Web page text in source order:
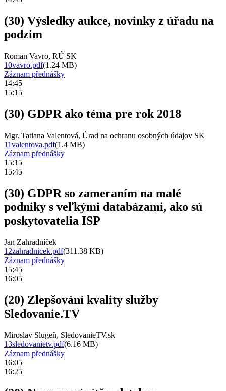
(30) Výsledky aukce, novinky z úřadu na
podzim
Roman Vavro, RÚ SK
10vavro.pdf(1.24 MB)
Záznam přednášky
14:45
15:15
(30) GDPR ako téma pre rok 2018
Mgr. Tatiana Valentová, Úrad na ochranu osobných údajov SK
11valentova.pdf(1.4 MB)
Záznam přednášky
15:15
15:45
(30) GDPR so zameraním na malé
podniky s veľkými databázami, ako sú
poskytovatelia ISP
Jan Zahradníček
12zahradnicek.pdf(311.38 KB)
Záznam přednášky
15:45
16:05
(20) Zlepšování kvality služby
Sledovanie.TV
Miroslav Slugeň, SledovanieTV.sk
13sledovanietv.pdf(6.16 MB)
Záznam přednášky
16:05
16:25